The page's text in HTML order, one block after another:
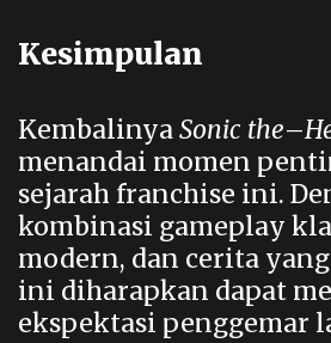
Kesimpulan
KembalinyaSonic the–
menandai momen
sejarah franchise ini.
kombinasi gameplay
modern, dan cerita
ini diharapkan dapat
ekspektasi penggemar